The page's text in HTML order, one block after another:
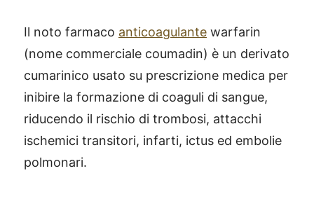
Il noto farmaco anticoagulante warfarin
(nome commerciale coumadin) è un derivato
cumarinico usato su prescrizione medica per
inibire la formazione di coaguli di sangue,
riducendo il rischio di trombosi, attacchi
ischemici transitori, infarti, ictus ed embolie
polmonari.